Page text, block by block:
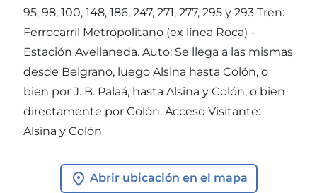
95, 98, 100, 148, 186, 247, 271, 277, 295 y 293 Tren:
Ferrocarril Metropolitano (ex línea Roca) -
Estación Avellaneda. Auto: Se llega a las mismas
desde Belgrano, luego Alsina hasta Colón, o
bien por J. B. Palaá, hasta Alsina y Colón, o bien
directamente por Colón. Acceso Visitante:
Alsina y Colón
Abrir ubicación en el mapa